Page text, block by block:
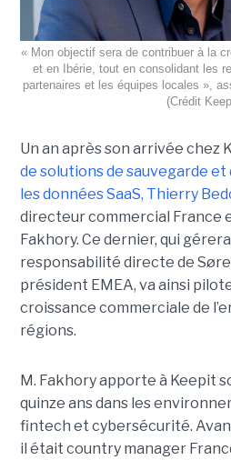
« Mon objectif sera de contribuer à la
et en Ibérie, tout en consolidant les
partenaires et les équipes locales »,
(Crédit
Un an après son arrivée chez
de solutions de sauvegarde
les données SaaS, Thierry
directeur commercial France
Fakhory. Ce dernier, qui
responsabilité directe de
président EMEA, va ainsi
croissance commerciale de
régions.
M. Fakhory apporte à Keepit
quinze ans dans les
fintech et cybersécurité.
il était country manager